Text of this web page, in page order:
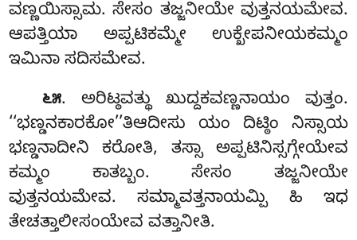
ವಣ್ಣಯಿಸ್ಸಾಮ. ಸೇಸಂ ತಜ್ಜನೀಯೇ ವುತ್ತನಯಮೇವ.
ಆಪತ್ತಿಯಾ ಅಪ್ಪಟಿಕಮ್ಮೇ ಉಕ್ಖೇಪನೀಯಕಮ್ಮಂ
ಇಮಿನಾ ಸದಿಸಮೇವ.
೬೫. ಅರಿಟ್ಠವತ್ಥು ಖುದ್ದಕವಣ್ಣನಾಯಂ ವುತ್ತಂ.
‘‘ಭಣ್ಡನಕಾರಕೋ’’ತಿಆದೀಸು ಯಂ ದಿಟ್ಠಿಂ ನಿಸ್ಸಾಯ
ಭಣ್ಡನಾದೀನಿ ಕರೋತಿ, ತಸ್ಸಾ ಅಪ್ಪಟಿನಿಸ್ಸಗ್ಗೇಯೇವ
ಕಮ್ಮಂ ಕಾತಬ್ಬಂ. ಸೇಸಂ ತಜ್ಜನೀಯೇ
ವುತ್ತನಯಮೇವ. ಸಮ್ಮಾವತ್ತನಾಯಮ್ಪಿ ಹಿ ಇಧ
ತೇಚತ್ತಾಲೀಸಂಯೇವ ವತ್ತಾನೀತಿ.